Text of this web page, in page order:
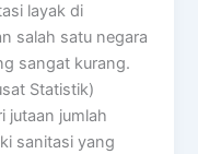
layak di
salah satu negara
sangat kurang.
Statistik)
jutaan jumlah
sanitasi yang